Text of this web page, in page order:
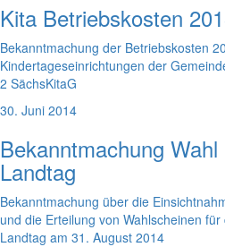
Kita Betriebskosten
Bekanntmachung der Betriebskosten
Kindertageseinrichtungen der
2 SächsKitaG
30. Juni 2014
Bekanntmachung
Landtag
Bekanntmachung über die
und die Erteilung von Wahlscheinen
Landtag am 31. August 2014